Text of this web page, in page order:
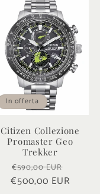
In offerta
Citizen Collezione
Promaster Geo
Trekker
Prezzo
di
€590,00 EUR
scontato
€500,00 EUR